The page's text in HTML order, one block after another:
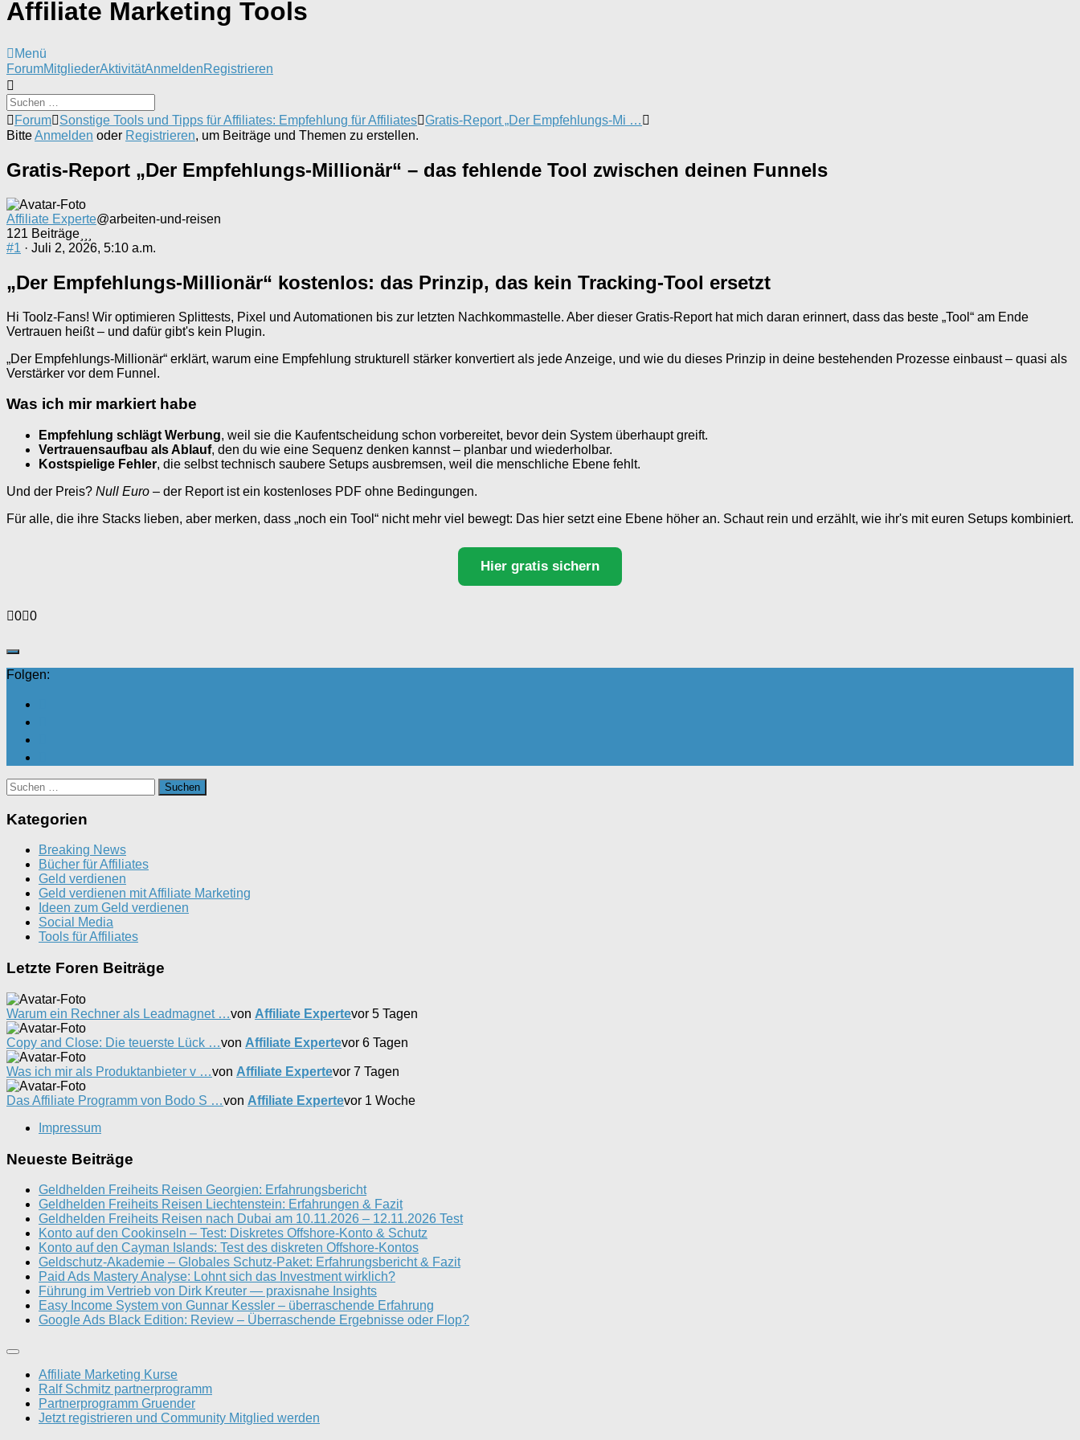
Affiliate Marketing Tools
Menü
Forum-
Navigation
ForumMitgliederAktivitätAnmeldenRegistrieren
Forum-
Breadcrumbs
Du
bist
Forum Sonstige Tools und Tipps für Affiliates: Empfehlung für Affiliates Gratis-Report „Der Empfehlungs-Mi …
BitteAnmelden oder Registrieren, um Beiträge und Themen zu erstellen.
Gratis-Report „Der Empfehlungs-Millionär“ – das fehlende Tool zwischen deinen Funnels
Affiliate Experte@arbeiten-und-reisen
121 Beiträge
#1 · Juli 2, 2026, 5:10 a.m.
„Der Empfehlungs-Millionär“ kostenlos: das Prinzip, das kein Tracking-Tool ersetzt
Hi Toolz-Fans! Wir optimieren Splittests, Pixel und Automationen bis zur letzten Nachkommastelle. Aber dieser Gratis-Report hat mich daran erinnert, dass das beste „Tool“ am Ende
Vertrauen heißt – und dafür gibt's kein Plugin.
„Der Empfehlungs-Millionär“ erklärt, warum eine Empfehlung strukturell stärker konvertiert als jede Anzeige, und wie du dieses Prinzip in deine bestehenden Prozesse einbaust – quasi als
Verstärker vor dem Funnel.
Was ich mir markiert habe
Empfehlung schlägt Werbung, weil sie die Kaufentscheidung schon vorbereitet, bevor dein System überhaupt greift.
Vertrauensaufbau als Ablauf, den du wie eine Sequenz denken kannst – planbar und wiederholbar.
Kostspielige Fehler, die selbst technisch saubere Setups ausbremsen, weil die menschliche Ebene fehlt.
Und der Preis? Null Euro – der Report ist ein kostenloses PDF ohne Bedingungen.
Für alle, die ihre Stacks lieben, aber merken, dass „noch ein Tool“ nicht mehr viel bewegt: Das hier setzt eine Ebene höher an. Schaut rein und erzählt, wie ihr's mit euren Setups kombiniert.
Hier gratis sichern
Anklicken
nach
unten.
0 Anklicken
oben.
0
Folgen:
Suchen
nach:
Kategorien
Breaking News
Bücher für Affiliates
Geld verdienen
Geld verdienen mit Affiliate Marketing
Ideen zum Geld verdienen
Social Media
Tools für Affiliates
Letzte Foren Beiträge
Warum ein Rechner als Leadmagnet …von Affiliate Expertevor 5 Tagen
Copy and Close: Die teuerste Lück …von Affiliate Expertevor 6 Tagen
Was ich mir als Produktanbieter v …von Affiliate Expertevor 7 Tagen
Das Affiliate Programm von Bodo S …von Affiliate Expertevor 1 Woche
Impressum
Neueste Beiträge
Geldhelden Freiheits Reisen Georgien: Erfahrungsbericht
Geldhelden Freiheits Reisen Liechtenstein: Erfahrungen & Fazit
Geldhelden Freiheits Reisen nach Dubai am 10.11.2026 – 12.11.2026 Test
Konto auf den Cookinseln – Test: Diskretes Offshore-Konto & Schutz
Konto auf den Cayman Islands: Test des diskreten Offshore-Kontos
Geldschutz-Akademie – Globales Schutz-Paket: Erfahrungsbericht & Fazit
Paid Ads Mastery Analyse: Lohnt sich das Investment wirklich?
Führung im Vertrieb von Dirk Kreuter — praxisnahe Insights
Easy Income System von Gunnar Kessler – überraschende Erfahrung
Google Ads Black Edition: Review – Überraschende Ergebnisse oder Flop?
Affiliate Marketing Kurse
Ralf Schmitz partnerprogramm
Partnerprogramm Gruender
Jetzt registrieren und Community Mitglied werden